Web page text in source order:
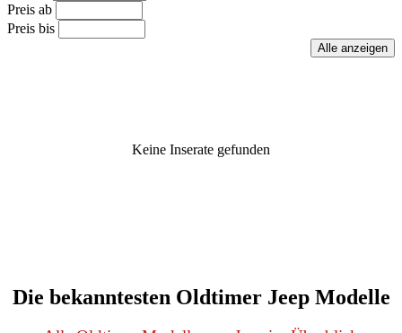
Preis ab
Preis bis
Keine Inserate gefunden
Die bekanntesten Oldtimer Jeep Modelle